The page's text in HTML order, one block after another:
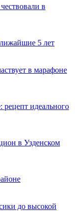
в
5 лет
в марафоне
рецепт идеального
в Узденском
до высокой